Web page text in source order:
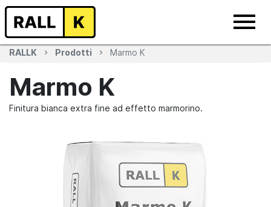
RALLK Prodotti Marmo K
Marmo K
Finitura bianca extra fine ad effetto marmorino.